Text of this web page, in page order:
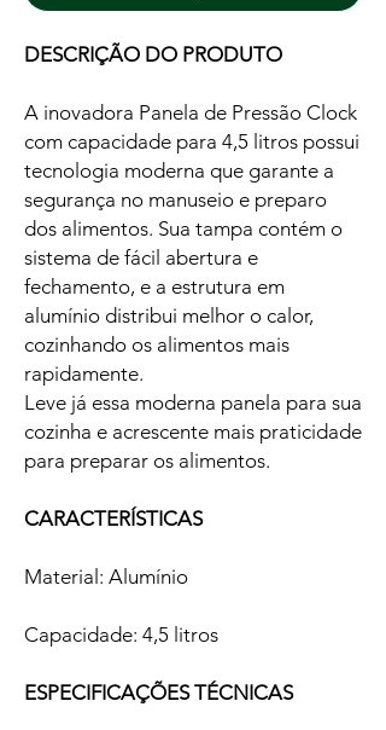
DESCRIÇÃO DO PRODUTO
A inovadora Panela de Pressão Clock
com capacidade para 4,5 litros possui
tecnologia moderna que garante a
segurança no manuseio e preparo
dos alimentos. Sua tampa contém o
sistema de fácil abertura e
fechamento, e a estrutura em
alumínio distribui melhor o calor,
cozinhando os alimentos mais
rapidamente.
Leve já essa moderna panela para sua
cozinha e acrescente mais praticidade
para preparar os alimentos.
CARACTERÍSTICAS
Material: Alumínio
Capacidade: 4,5 litros
ESPECIFICAÇÕES TÉCNICAS